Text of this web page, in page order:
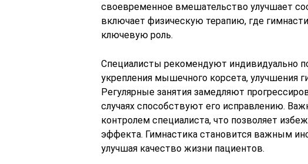
своевременное вмешательство улучшает
включает физическую терапию, где
ключевую роль.
Специалисты рекомендуют индивидуально
укрепления мышечного корсета, улучшения
Регулярные занятия замедляют
случаях способствуют его исправлению.
контролем специалиста, что позволяет
эффекта. Гимнастика становится важным
улучшая качество жизни пациентов.